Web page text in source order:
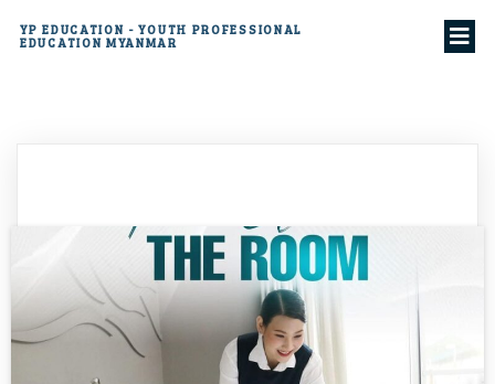
YP EDUCATION - YOUTH PROFESSIONAL
EDUCATION MYANMAR